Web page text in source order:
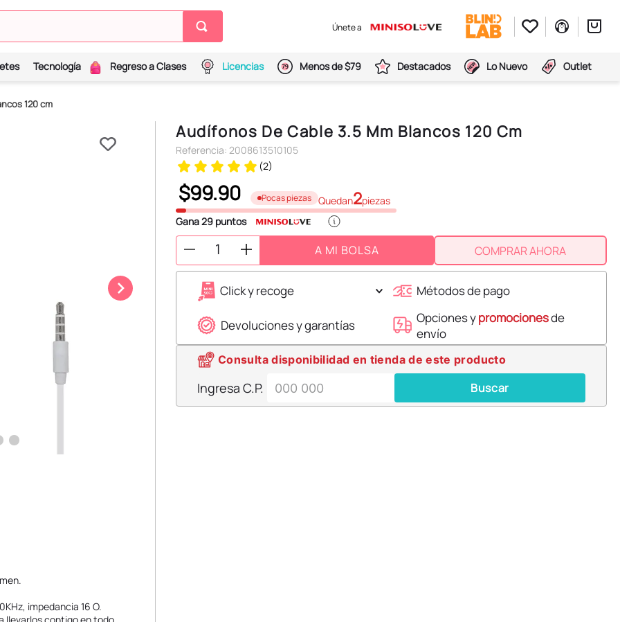
Únete a
Tecnología Regreso a Clases Licencias Menos de $79 Destacados Lo Nuevo Outlet
120 cm
impedancia 16 O.
Audífonos De Cable 3.5 Mm Blancos 120 Cm
Referencia: 2008613510105
(2)
$99.90 Pocas piezas Quedan2piezas
Gana29 puntos
A MI BOLSA COMPRAR AHORA
Click y recoge Métodos de pago
Devoluciones y garantías Opciones ypromocionesde
envío
Consulta disponibilidad en tienda de este producto
Ingresa C.P. Buscar